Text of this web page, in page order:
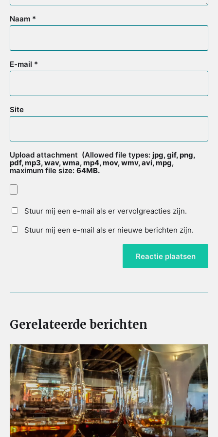
Naam *
E-mail *
Site
Upload attachment (Allowed file types: jpg, gif, png,
pdf, mp3, wav, wma, mp4, mov, wmv, avi, mpg,
maximum file size: 64MB.
Stuur mij een e-mail als er vervolgreacties zijn.
Stuur mij een e-mail als er nieuwe berichten zijn.
Gerelateerde berichten